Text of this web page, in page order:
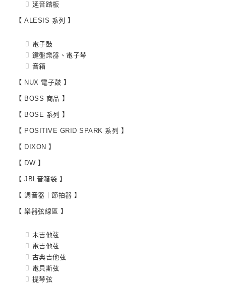
延音踏板
【 ALESIS 系列 】
電子鼓
鍵盤樂器、電子琴
音箱
【 NUX 電子鼓 】
【 BOSS 商品 】
【 BOSE 系列 】
【 POSITIVE GRID SPARK 系列 】
【 DIXON 】
【 DW 】
【 JBL音箱袋 】
【 調音器｜節拍器 】
【 樂器弦線區 】
木吉他弦
電吉他弦
古典吉他弦
電貝斯弦
提琴弦